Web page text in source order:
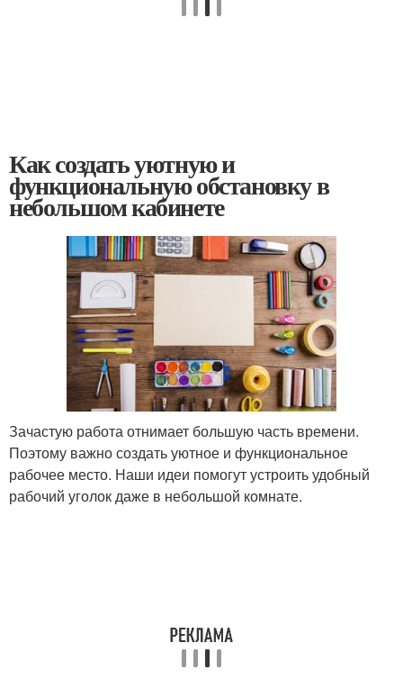
Как создать уютную и
функциональную обстановку в
небольшом кабинете
Зачастую работа отнимает большую часть времени.
Поэтому важно создать уютное и функциональное
рабочее место. Наши идеи помогут устроить удобный
рабочий уголок даже в небольшой комнате.